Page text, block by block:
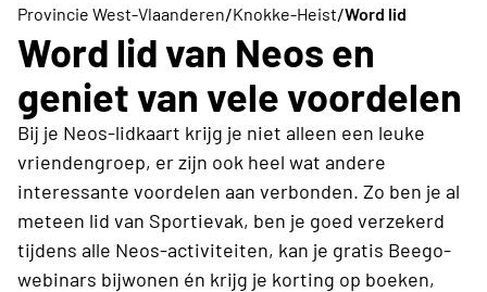
Provincie West-Vlaanderen/Knokke-Heist/Word lid
Word lid van Neos en
geniet van vele voordelen
Bij je Neos-lidkaart krijg je niet alleen een leuke
vriendengroep, er zijn ook heel wat andere
interessante voordelen aan verbonden. Zo ben je al
meteen lid van Sportievak, ben je goed verzekerd
tijdens alle Neos-activiteiten, kan je gratis Beego-
webinars bijwonen én krijg je korting op boeken,